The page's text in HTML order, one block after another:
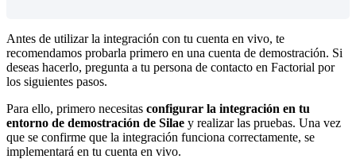
Antes de utilizar la integración con tu cuenta en vivo, te
recomendamos probarla primero en una cuenta de demostración. Si
deseas hacerlo, pregunta a tu persona de contacto en Factorial por
los siguientes pasos.
Para ello, primero necesitas configurar la integración en tu
entorno de demostración de Silae y realizar las pruebas. Una vez
que se confirme que la integración funciona correctamente, se
implementará en tu cuenta en vivo.